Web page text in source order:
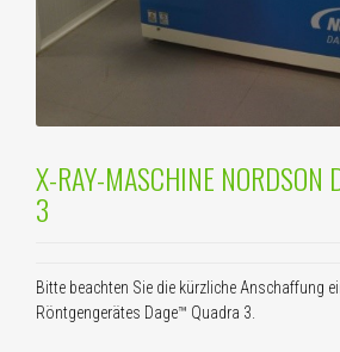
X-RAY-MASCHINE NORDSON
3
Bitte beachten Sie die kürzliche Anschaffung
Röntgengerätes Dage™ Quadra 3.